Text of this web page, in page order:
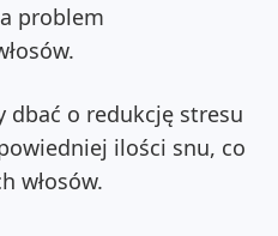
problem
dbać o redukcję stresu
ilości snu, co
włosów.